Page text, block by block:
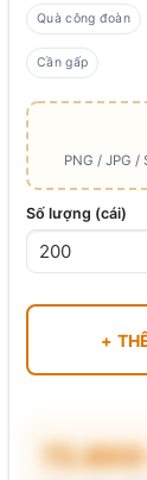
Quà công đoàn
Cần gấp
PNG / JPG
Số lượng (cái)
+